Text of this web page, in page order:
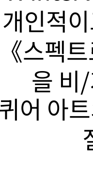
인적
스펙
을 비
어 아